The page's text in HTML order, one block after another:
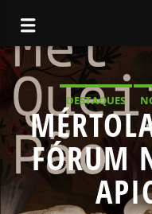
DESTAQUES
FÓRUM